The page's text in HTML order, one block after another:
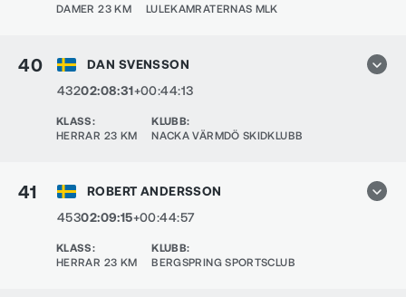
DAMER 23 KM
LULEKAMRATERNAS MLK
40
DAN SVENSSON
43202:08:31+00:44:13
KLASS:
HERRAR 23 KM
KLUBB:
NACKA VÄRMDÖ SKIDKLUBB
41
ROBERT ANDERSSON
45302:09:15+00:44:57
KLASS:
HERRAR 23 KM
KLUBB:
BERGSPRING SPORTSCLUB